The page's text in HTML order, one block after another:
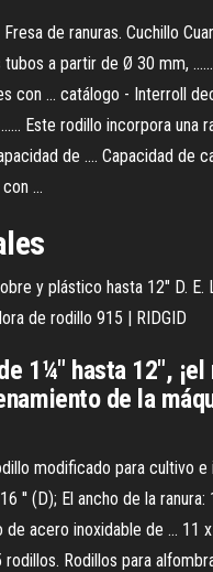
de ranuras. Cuchillo
a partir de Ø 30 mm,
con ... catálogo - Interroll
Este rodillo incorpora una
de .... Capacidad de
...
y plástico hasta 12" D. E.
de rodillo 915 | RIDGID
1¼" hasta 12",
de la
modificado para cultivo
'' (D); El ancho de la
acero inoxidable de ... 11
Rodillos para